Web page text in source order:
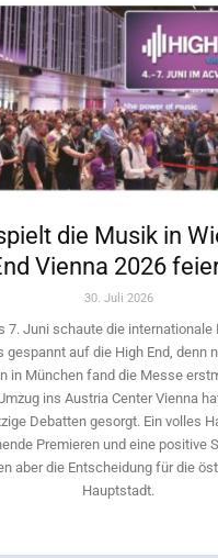
die Musik in
Vienna 2026
30. Juli 2026
7. Juni schaute die internationale
gespannt auf die High End, denn
in München fand die Messe
ins Austria Center Vienna
Debatten gesorgt. Ein volles
Premieren und eine positive
aber die Entscheidung für die
Hauptstadt.